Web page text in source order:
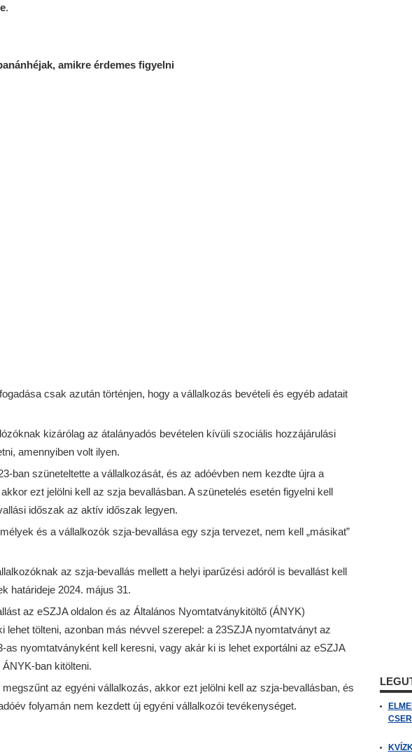
.
amikre érdemes figyelni
csak azután történjen, hogy a vállalkozás bevételi és egyéb adatait
kizárólag az átalányadós bevételen kívüli szociális hozzájárulási
amennyiben volt ilyen.
ban szüneteltette a vállalkozását, és az adóévben nem kezdte újra a
ezt jelölni kell az szja bevallásban. A szünetelés esetén figyelni kell
időszak az aktív időszak legyen.
és a vállalkozók szja-bevallása egy szja tervezet, nem kell „másikat”
az szja-bevallás mellett a helyi iparűzési adóról is bevallást kell
határideje 2024. május 31.
az eSZJA oldalon és az Általános Nyomtatványkitöltő (ÁNYK)
lehet tölteni, azonban más névvel szerepel: a 23SZJA nyomtatványt az
as nyomtatványként kell keresni, vagy akár ki is lehet exportálni az eSZJA
ban kitölteni.
megszűnt az egyéni vállalkozás, akkor ezt jelölni kell az szja-bevallásban, és
folyamán nem kezdett új egyéni vállalkozói tevékenységet.